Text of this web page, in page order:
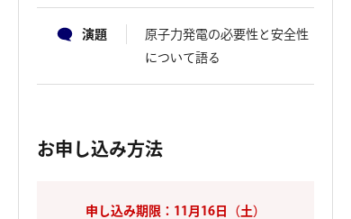
演題
原子力発電の必要性と安全性
について語る
お申し込み方法
申し込み期限：11月16日（土）